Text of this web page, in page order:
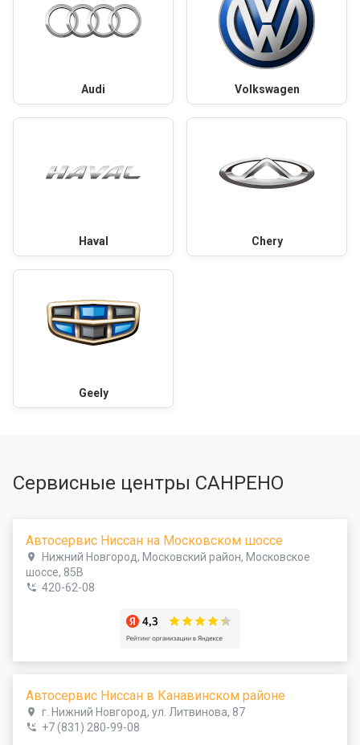
Audi Volkswagen
Haval Chery
Geely
Сервисные центры САНРЕНО
Автосервис Ниссан на Московском шоссе
Нижний Новгород, Московский район, Московское
шоссе, 85В
420-62-08
Автосервис Ниссан в Канавинском районе
г. Нижний Новгород, ул. Литвинова, 87
+7 (831) 280-99-08